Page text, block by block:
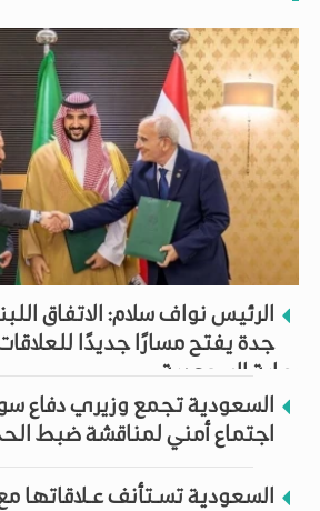
الرئيس نواف سلام: الاتفاق
جدة يفتح مسارًا جديدًا
رعاية السعودية
السعودية تجمع وزيري دفاع
اجتماع أمني لمناقشة ضبط
السعودية تسـتأنف عـلاقاتها